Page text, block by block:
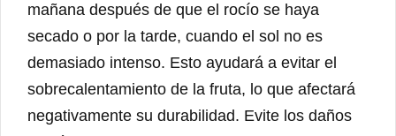
mañana después de que el rocío se haya
secado o por la tarde, cuando el sol no es
demasiado intenso. Esto ayudará a evitar el
sobrecalentamiento de la fruta, lo que afectará
negativamente su durabilidad. Evite los daños